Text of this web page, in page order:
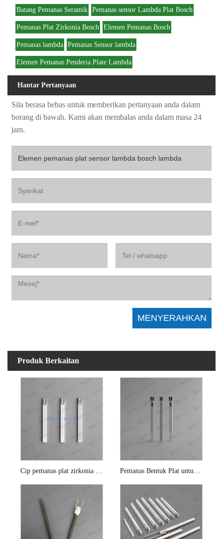
Batang Pemanas Seramik Pemanas sensor Lambda Plat Bosch
Pemanas Plat Zirkonia Bosch Elemen Pemanas Bosch
Pemanas lambda Pemanas Sensor lambda
Elemen Pemanas Penderia Plate Lambda
Hantar Pertanyaan
Sila berasa bebas untuk memberikan pertanyaan anda dalam
borang di bawah. Kami akan membalas anda dalam masa 24
jam.
Produk Berkaitan